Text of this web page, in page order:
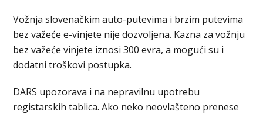
Vožnja slovenačkim auto-putevima i brzim putevima
bez važeće e-vinjete nije dozvoljena. Kazna za vožnju
bez važeće vinjete iznosi 300 evra, a mogući su i
dodatni troškovi postupka.
DARS upozorava i na nepravilnu upotrebu
registarskih tablica. Ako neko neovlašteno prenese